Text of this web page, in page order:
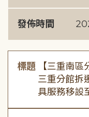
發佈時間
標題
【三重南
三重分館拆
具服務移設